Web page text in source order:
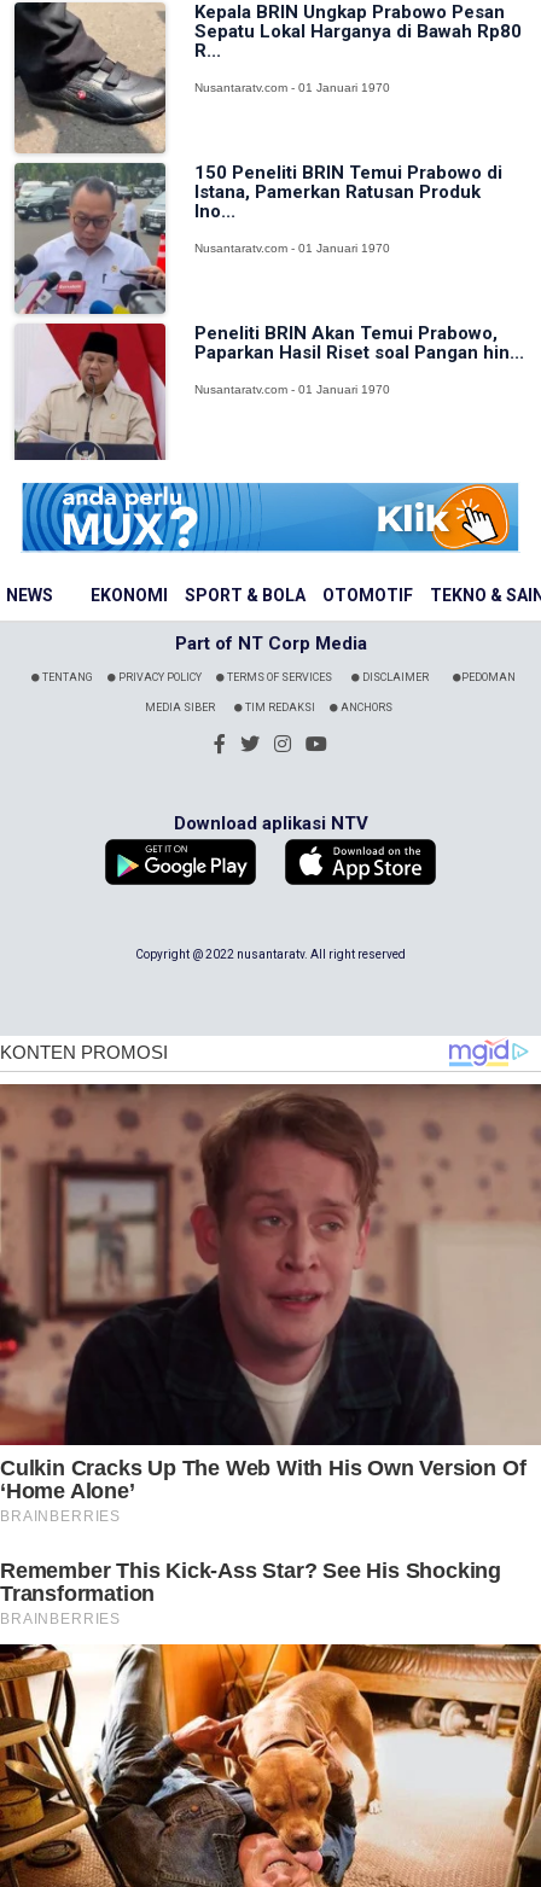
NEWS EKONOMI SPORT & BOLA OTOMOTIF TEKNO &
Kepala BRIN Ungkap Prabowo Pesan
Sepatu Lokal Harganya di Bawah Rp80
R...
Nusantaratv.com - 01 Januari 1970
150 Peneliti BRIN Temui Prabowo di
Istana, Pamerkan Ratusan Produk
Ino...
Nusantaratv.com - 01 Januari 1970
Peneliti BRIN Akan Temui Prabowo,
Paparkan Hasil Riset soal Pangan hin...
Nusantaratv.com - 01 Januari 1970
Part of NT Corp Media
TENTANG PRIVACY POLICY TERMS OF SERVICES DISCLAIMER PEDOMAN
MEDIA SIBER TIM REDAKSI ANCHORS
Download aplikasi NTV
Copyright @ 2022 nusantaratv. All right reserved